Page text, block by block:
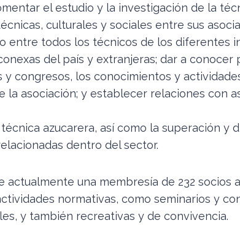
el estudio y la investigación de la
culturales y sociales entre sus
entre todos los técnicos de los diferentes
del país y extranjeras; dar a
y congresos, los conocimientos y
la asociación; y establecer relaciones con
azucarera, así como la superación y
dentro del sector.
actualmente una membresía de 232 socios
normativas, como seminarios y
y también recreativas y de convivencia.